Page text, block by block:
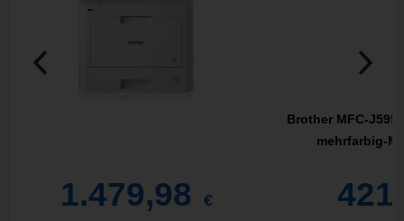
1.479,98 €
Brother MFC-
mehrfarbig-